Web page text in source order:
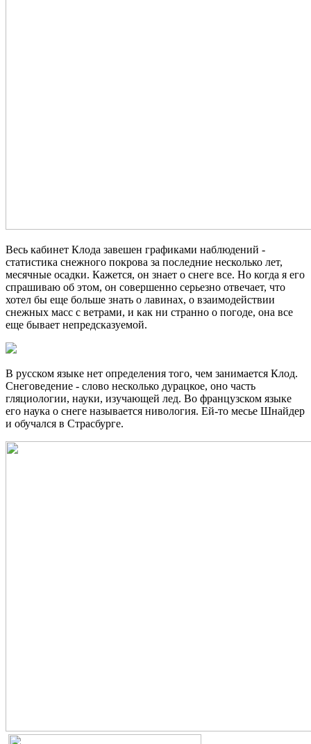
Весь кабинет Клода завешен графиками наблюдений -
статистика снежного покрова за последние несколько лет,
месячные осадки. Кажется, он знает о снеге все. Но когда я его
спрашиваю об этом, он совершенно серьезно отвечает, что
хотел бы еще больше знать о лавинах, о взаимодействии
снежных масс с ветрами, и как ни странно о погоде, она все
еще бывает непредсказуемой.
В русском языке нет определения того, чем занимается Клод.
Снеговедение - слово несколько дурацкое, оно часть
гляциологии, науки, изучающей лед. Во французском языке
его наука о снеге называется нивология. Ей-то месье Шнайдер
и обучался в Страсбурге.